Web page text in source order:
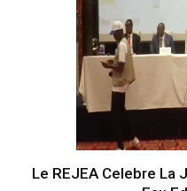
Le REJEA Celebre La